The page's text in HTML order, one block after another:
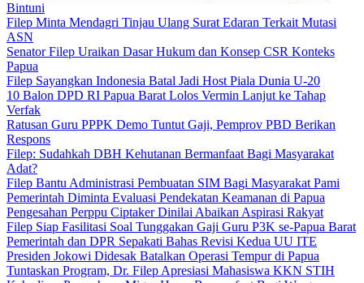
Bintuni
Filep Minta Mendagri Tinjau Ulang Surat Edaran Terkait Mutasi
ASN
Senator Filep Uraikan Dasar Hukum dan Konsep CSR Konteks
Papua
Filep Sayangkan Indonesia Batal Jadi Host Piala Dunia U-20
10 Balon DPD RI Papua Barat Lolos Vermin Lanjut ke Tahap
Verfak
Ratusan Guru PPPK Demo Tuntut Gaji, Pemprov PBD Berikan
Respons
Filep: Sudahkah DBH Kehutanan Bermanfaat Bagi Masyarakat
Adat?
Filep Bantu Administrasi Pembuatan SIM Bagi Masyarakat Pami
Pemerintah Diminta Evaluasi Pendekatan Keamanan di Papua
Pengesahan Perppu Ciptaker Dinilai Abaikan Aspirasi Rakyat
Filep Siap Fasilitasi Soal Tunggakan Gaji Guru P3K se-Papua Barat
Pemerintah dan DPR Sepakati Bahas Revisi Kedua UU ITE
Presiden Jokowi Didesak Batalkan Operasi Tempur di Papua
Tuntaskan Program, Dr. Filep Apresiasi Mahasiswa KKN STIH